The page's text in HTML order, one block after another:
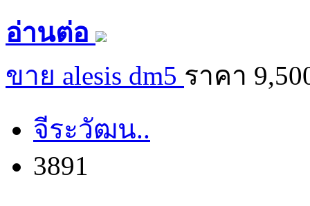
อ่านต่อ
ขาย alesis dm5 ราคา
จีระวัฒน..
3891